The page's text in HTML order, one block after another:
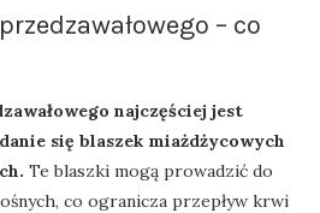
– co
najczęściej jest
się blaszek miażdżycowych
Te blaszki mogą prowadzić do
co ogranicza przepływ krwi